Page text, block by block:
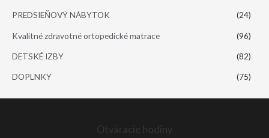
PREDSIEŇOVÝ NÁBYTOK (24)
Kvalitné zdravotné ortopedické matrace (96)
DETSKÉ IZBY (82)
DOPLNKY (75)
Otváracie hodiny